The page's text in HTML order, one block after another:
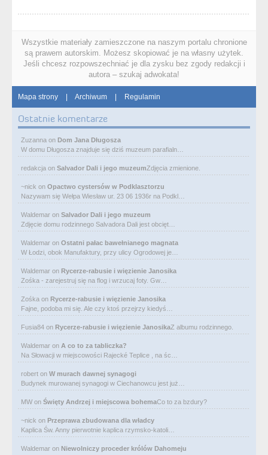
Wszystkie materiały zamieszczone na naszym portalu chronione
są prawem autorskim. Możesz skopiować je na własny użytek.
Jeśli chcesz rozpowszechniać je dla zysku bez zgody redakcji i
autora – szukaj adwokata!
Mapa strony | Archiwum | Regulamin
Ostatnie komentarze
Zuzanna on Dom Jana Długosza
W domu Długosza znajduje się dziś muzeum parafialn…
redakcja on Salvador Dali i jego muzeumZdjęcia zmienione.
~nick on Opactwo cystersów w Podklasztorzu
Nazywam się Wełpa Wiesław ur. 23 06 1936r na Podkl…
Waldemar on Salvador Dali i jego muzeum
Zdjęcie domu rodzinnego Salvadora Dali jest obcięt…
Waldemar on Ostatni pałac bawełnianego magnata
W Łodzi, obok Manufaktury, przy ulicy Ogrodowej je…
Waldemar on Rycerze-rabusie i więzienie Janosika
Zośka - zarejestruj się na flog i wrzucaj foty. Gw…
Zośka on Rycerze-rabusie i więzienie Janosika
Fajne, podoba mi się. Ale czy ktoś przejrzy kiedyś…
Fusia84 on Rycerze-rabusie i więzienie JanosikaZ albumu rodzinnego.
Waldemar on A co to za tabliczka?
Na Słowacji w miejscowości Rajecké Teplice , na śc…
robert on W murach dawnej synagogi
Budynek murowanej synagogi w Ciechanowcu jest już…
MW on Święty Andrzej i miejscowa bohemaCo to za bzdury?
~nick on Przeprawa zbudowana dla władcy
Kaplica Św. Anny pierwotnie kaplica rzymsko-katoli…
Waldemar on Niewolniczy proceder królów Dahomeju